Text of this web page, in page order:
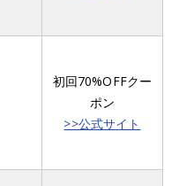
初回70%OFFクー
ポン
>>公式サイト